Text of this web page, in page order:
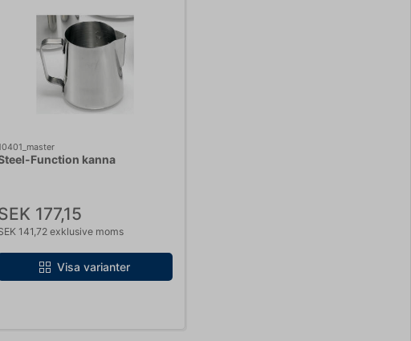
Function kanna
177,15
141,72 exklusive moms
Visa varianter